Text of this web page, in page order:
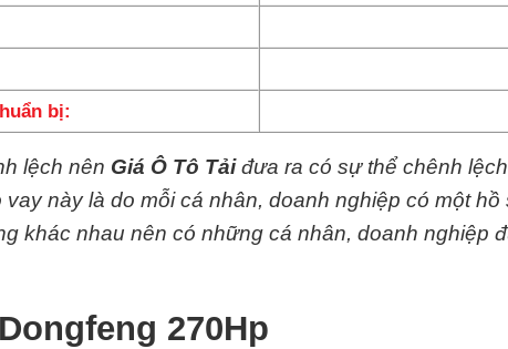
bị:
lệch nên Giá Ô Tô Tảiđưa ra có sự thể chênh
này là do mỗi cá nhân, doanh nghiệp có một
khác nhau nên có những cá nhân, doanh nghiệp
270Hp